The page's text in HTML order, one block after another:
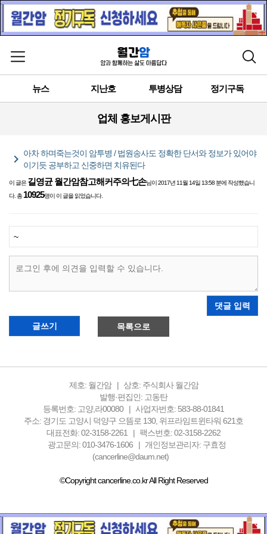
메뉴 열기 검색
뉴스 지난호 투병상담 정기구독
업체 홍보게시판
chevron_right 아차 하며죽는것이 암투병 / 법원송사도 정확한 단서와 정보가 있어야
이기듯 공부하고 신중하면 치유된다
이 글은길영균 월간암참고해커주의七손님이 2017년 11월 14일 13:58 분에 작성했습니
다. 총10925명이 이 글을 읽었습니다.
~
댓글 입력
글쓰기 목록으로
제호: 월간암
상호: 주식회사 월간암
발행·편집인: 고동탄
등록번호: 고양,라00080
사업자번호: 583-88-01841
주소: 경기도 고양시 덕양구 으뜸로 130, 위프라임트윈타워 621호
대표전화: 02-3158-2261
팩스번호: 02-3158-2262
광고문의: 010-3476-1606
개인정보관리자: 구효정
(cancerline@daum.net)
©Copyright cancerline.co.kr All Right Reserved